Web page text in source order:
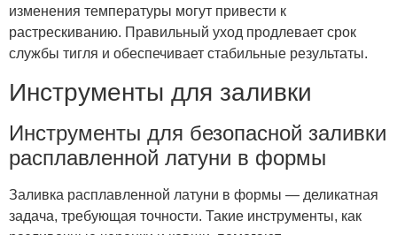
изменения температуры могут привести к
растрескиванию. Правильный уход продлевает срок
службы тигля и обеспечивает стабильные результаты.
Инструменты для заливки
Инструменты для безопасной заливки
расплавленной латуни в формы
Заливка расплавленной латуни в формы — деликатная
задача, требующая точности. Такие инструменты, как